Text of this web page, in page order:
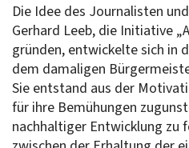
Die Idee des Journalisten
Gerhard Leeb, die Initiative
gründen, entwickelte sich in
dem damaligen
Sie entstand aus der
für ihre Bemühungen
nachhaltiger Entwicklung zu